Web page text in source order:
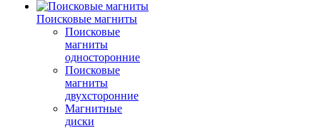
Поисковые магниты
Поисковые
магниты
односторонние
Поисковые
магниты
двухсторонние
Магнитные
диски